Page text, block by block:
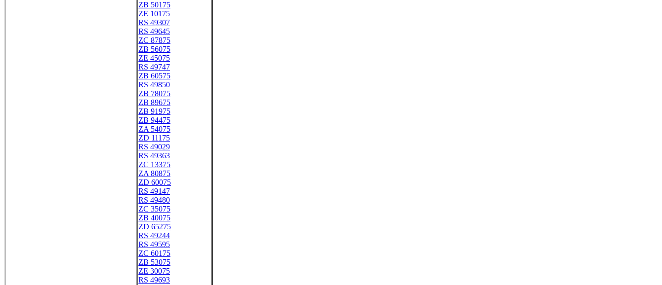
ZB 50175
ZE 10175
RS 49307
RS 49645
ZC 87875
ZB 56075
ZE 45075
RS 49747
ZB 60575
RS 49850
ZB 78075
ZB 89675
ZB 91975
ZB 94475
ZA 54075
ZD 11175
RS 49029
RS 49363
ZC 13375
ZA 80875
ZD 60075
RS 49147
RS 49480
ZC 35075
ZB 40075
ZD 65275
RS 49244
RS 49595
ZC 60175
ZB 53075
ZE 30075
RS 49693